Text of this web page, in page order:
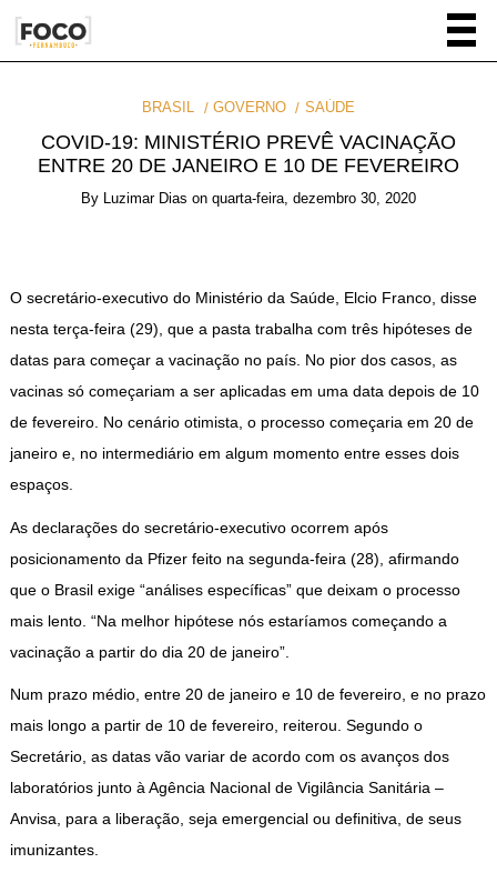
BRASIL GOVERNO SAÚDE
COVID-19: MINISTÉRIO PREVÊ VACINAÇÃO
ENTRE 20 DE JANEIRO E 10 DE FEVEREIRO
By Luzimar Dias on quarta-feira, dezembro 30, 2020
O secretário-executivo do Ministério da Saúde, Elcio Franco, disse
nesta terça-feira (29), que a pasta trabalha com três hipóteses de
datas para começar a vacinação no país. No pior dos casos, as
vacinas só começariam a ser aplicadas em uma data depois de 10
de fevereiro. No cenário otimista, o processo começaria em 20 de
janeiro e, no intermediário em algum momento entre esses dois
espaços.
As declarações do secretário-executivo ocorrem após
posicionamento da Pfizer feito na segunda-feira (28), afirmando
que o Brasil exige “análises específicas” que deixam o processo
mais lento. “Na melhor hipótese nós estaríamos começando a
vacinação a partir do dia 20 de janeiro”.
Num prazo médio, entre 20 de janeiro e 10 de fevereiro, e no prazo
mais longo a partir de 10 de fevereiro, reiterou. Segundo o
Secretário, as datas vão variar de acordo com os avanços dos
laboratórios junto à Agência Nacional de Vigilância Sanitária –
Anvisa, para a liberação, seja emergencial ou definitiva, de seus
imunizantes.